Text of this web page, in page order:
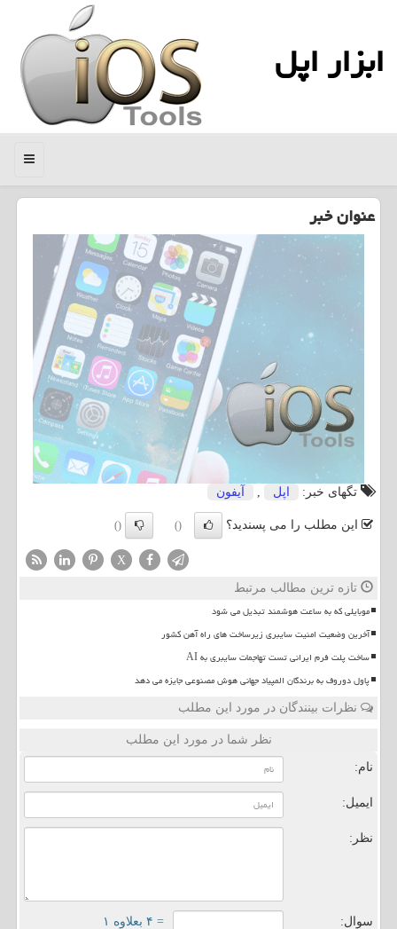
ابزار اپل
منو
عنوان خبر
تگهای خبر: اپل آیفون
این مطلب را می پسندید؟ ()
()
X
تازه ترین مطالب مرتبط
موبایلی که به ساعت هوشمند تبدیل می شود
آخرین وضعیت امنیت سایبری زیرساخت های راه آهن کشور
ساخت پلت فرم ایرانی تست تهاجمات سایبری به AI
پاول دوروف به برندگان المپیاد جهانی هوش مصنوعی جایزه می دهد
نظرات بینندگان در مورد این مطلب
نظر شما در مورد این مطلب
نام:
ایمیل:
نظر:
سوال: = ۴ بعلاوه ۱